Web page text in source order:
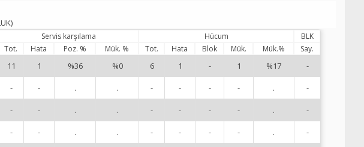
Servis karşılama Hücum
BLK
Tot. Hata Poz. % Mük. % Tot. Hata Blok Mük. Mük.% Say.
11 1 %36 %0 6 1 - 1 %17 -
- - . . - - - - . -
- - . . - - - - . -
- - . . - - - - . -